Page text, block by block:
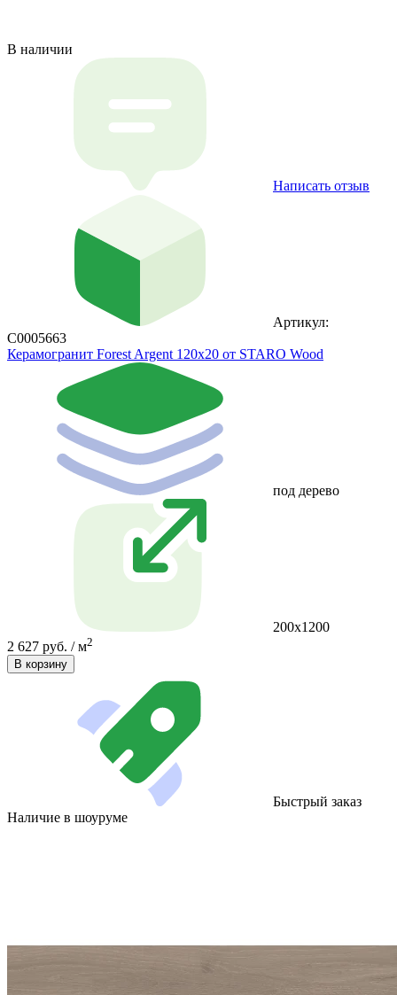
В наличии
Написать отзыв
Артикул:
С0005663
Керамогранит Forest Argent 120x20 от STARO Wood
под дерево
200x1200
2 627 руб. / м2
В корзину
Быстрый заказ
Наличие в шоуруме